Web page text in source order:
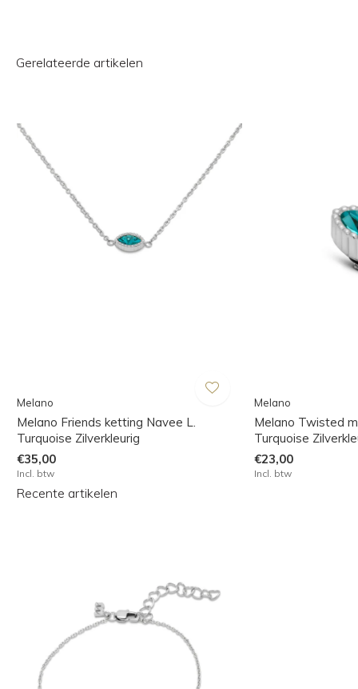
Gerelateerde artikelen
Melano
Melano Friends ketting Navee L.
Turquoise Zilverkleurig
€35,00
Incl. btw
Melano
Melano Twisted
Turquoise
€23,00
Incl. btw
Recente artikelen